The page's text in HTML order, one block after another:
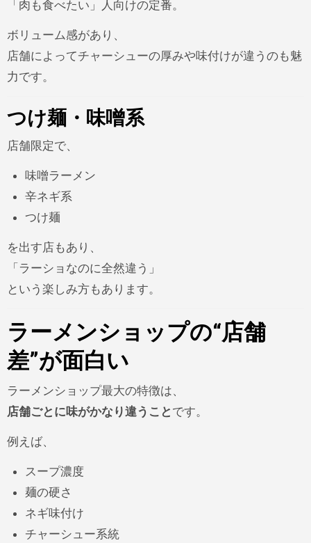
「肉も食べたい」人向けの定番。
ボリューム感があり、
店舗によってチャーシューの厚みや味付けが違うのも魅
力です。
つけ麺・味噌系
店舗限定で、
味噌ラーメン
辛ネギ系
つけ麺
を出す店もあり、
「ラーショなのに全然違う」
という楽しみ方もあります。
ラーメンショップの“店舗
差”が面白い
ラーメンショップ最大の特徴は、
店舗ごとに味がかなり違うこと です。
例えば、
スープ濃度
麺の硬さ
ネギ味付け
チャーシュー系統